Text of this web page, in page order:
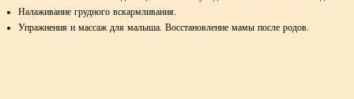
Налаживание грудного вскармливания.
Упражнения и массаж для малыша. Восстановление мамы после родов.